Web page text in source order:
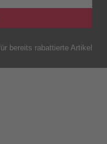
bereits rabattierte Artikel